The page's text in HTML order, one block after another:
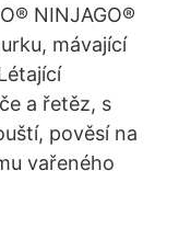
NINJAGO®
mávající
a řetěz, s
pověsí na
vařeného